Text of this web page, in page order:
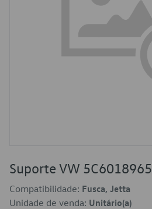
Suporte VW 5C6018965
Compatibilidade: Fusca, Jetta
Unidade de venda: Unitário(a)